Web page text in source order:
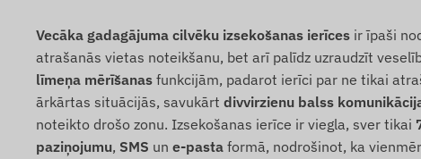
Vecāka gadagājuma cilvēku izsekošanas ierīces ir īpaši
atrašanās vietas noteikšanu, bet arī palīdz uzraudzīt
līmeņa mērīšanas funkcijām, padarot ierīci par ne tikai
ārkārtas situācijās, savukārt divvirzienu balss
noteikto drošo zonu. Izsekošanas ierīce ir viegla, sver tikai
paziņojumu, SMS un e-pasta formā, nodrošinot, ka